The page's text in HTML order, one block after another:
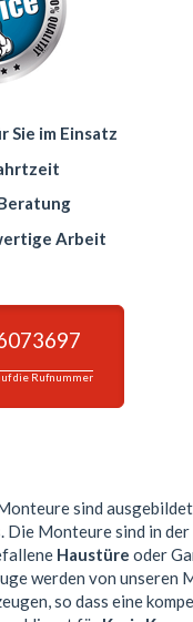
Sie im Einsatz
Arbeit
die Rufnummer
sind
Die Monteure sind in
Haustüre oder
werden von
so dass eine